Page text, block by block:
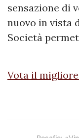
sensazione di
nuovo in vista
Società
Vota il